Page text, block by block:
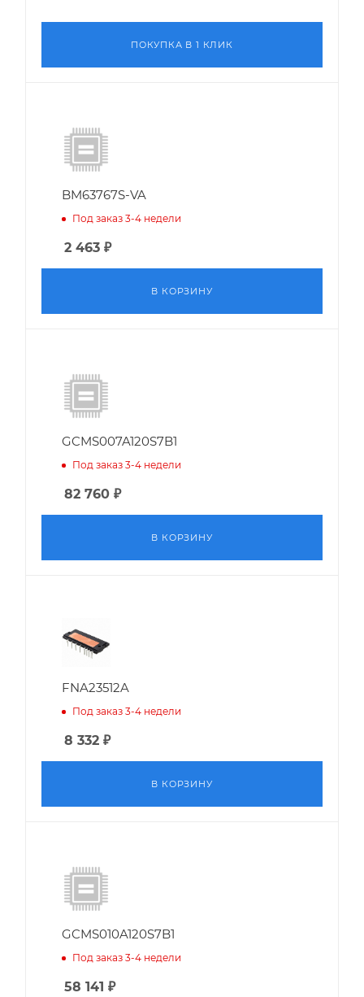
ПОКУПКА В 1 КЛИК
BM63767S-VA
Под заказ 3-4 недели
2 463 ₽
В КОРЗИНУ
GCMS007A120S7B1
Под заказ 3-4 недели
82 760 ₽
В КОРЗИНУ
FNA23512A
Под заказ 3-4 недели
8 332 ₽
В КОРЗИНУ
GCMS010A120S7B1
Под заказ 3-4 недели
58 141 ₽